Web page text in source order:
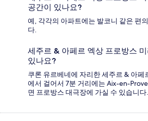
공간이 있나요?
예, 각각의 아파트에는 발코니 같은 편
다.
세주르 & 아페르 엑상 프로방스
있나요?
쿠론 유르베네에 자리한 세주르 & 아페
에서 걸어서 7분 거리에는 Aix-en-
면 프로방스 대극장에 가실 수 있습니다.